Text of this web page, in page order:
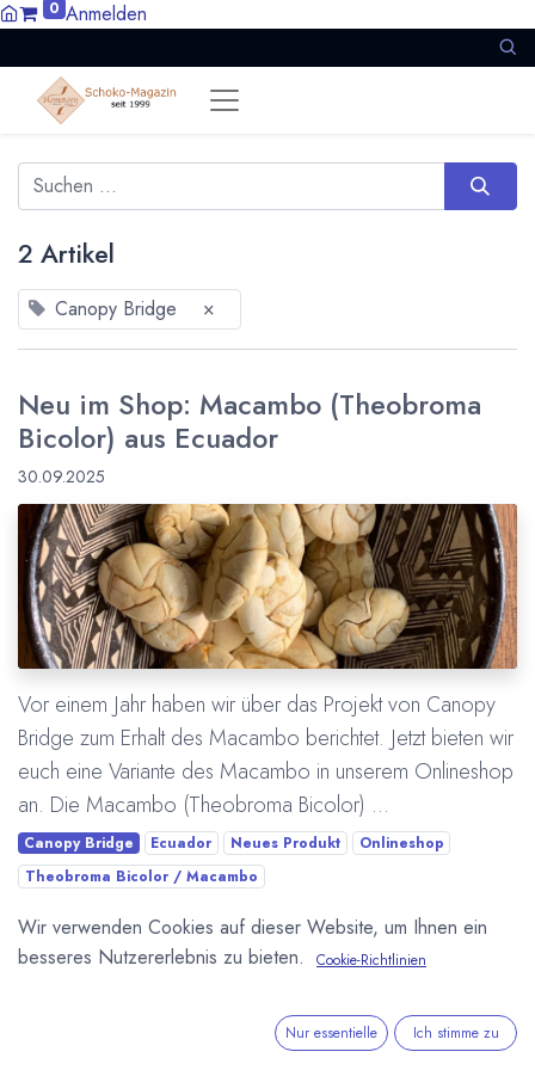
0 Anmelden
2 Artikel
Canopy Bridge ×
Neu im Shop: Macambo (Theobroma
Bicolor) aus Ecuador
30.09.2025
Vor einem Jahr haben wir über das Projekt von Canopy
Bridge zum Erhalt des Macambo berichtet. Jetzt bieten wir
euch eine Variante des Macambo in unserem Onlineshop
an. Die Macambo (Theobroma Bicolor) ...
Canopy Bridge Ecuador Neues Produkt
Onlineshop
Theobroma Bicolor / Macambo
Mehr lesen
Wir verwenden Cookies auf dieser Website, um Ihnen ein
besseres Nutzererlebnis zu bieten.
Cookie-Richtlinien
Nur essentielle Ich stimme zu